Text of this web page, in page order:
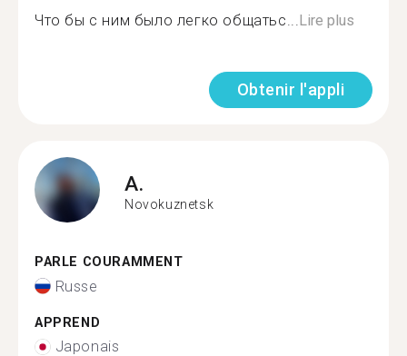
Что бы с ним было легко общатьс...Lire plus
Obtenir l'appli
A.
Novokuznetsk
PARLE COURAMMENT
Russe
APPREND
Japonais